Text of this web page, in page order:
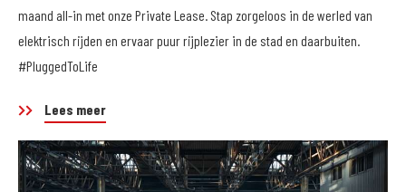
maand all-in met onze Private Lease. Stap zorgeloos in de werled van
elektrisch rijden en ervaar puur rijplezier in de stad en daarbuiten.
#PluggedToLife
Lees meer